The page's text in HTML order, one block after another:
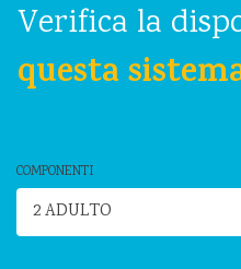
Verifica la
questa
COMPONENTI
2 ADULTO